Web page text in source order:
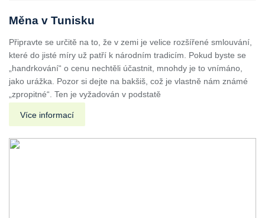
Měna v Tunisku
Připravte se určitě na to, že v zemi je velice rozšířené smlouvání,
které do jisté míry už patří k národním tradicím. Pokud byste se
„handrkování“ o cenu nechtěli účastnit, mnohdy je to vnímáno,
jako urážka. Pozor si dejte na bakšiš, což je vlastně nám známé
„zpropitné“. Ten je vyžadován v podstatě
Více informací